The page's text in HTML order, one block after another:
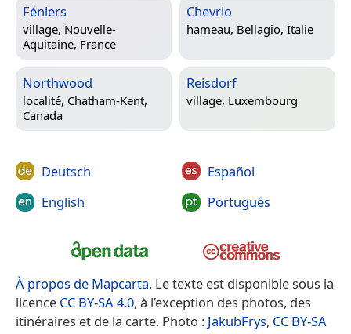
Féniers
village, Nouvelle-
Aquitaine, France
Chevrio
hameau, Bellagio, Italie
Northwood
localité, Chatham-Kent,
Canada
Reisdorf
village, Luxembourg
Deutsch
English
Español
Português
À propos de Mapcarta. Le texte est disponible sous la
licence CC BY-SA 4.0, à l’exception des photos, des
itinéraires et de la carte. Photo : JakubFrys, CC BY-SA